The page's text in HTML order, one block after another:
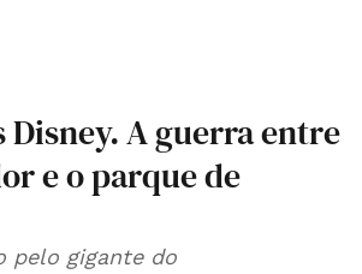
Disney. A guerra entre
e o parque de
pelo gigante do